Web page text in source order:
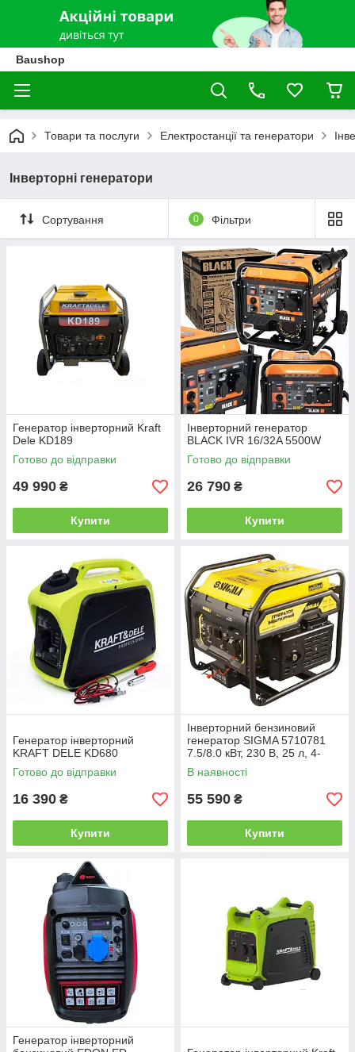
Baushop
Товари та послуги Електростанції та генератори
Інверторні генератори
Сортування 0 Фільтри
Генератор інверторний Kraft
Dele KD189
Готово до відправки
49 990 ₴
Купити
Інверторний генератор
BLACK IVR 16/32A 5500W
Готово до відправки
26 790 ₴
Купити
Генератор інверторний
KRAFT DELE KD680
Готово до відправки
16 390 ₴
Купити
Інверторний бензиновий
генератор SIGMA 5710781
7.5/8.0 кВт, 230 В, 25 л, 4-
тактний двигун, електростарт,
вихід під АВР
В наявності
55 590 ₴
Купити
Генератор інверторний